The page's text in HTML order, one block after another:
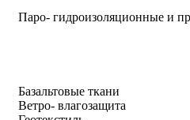
Паро- гидроизоляционные и
Базальтовые ткани
Ветро- влагозащита